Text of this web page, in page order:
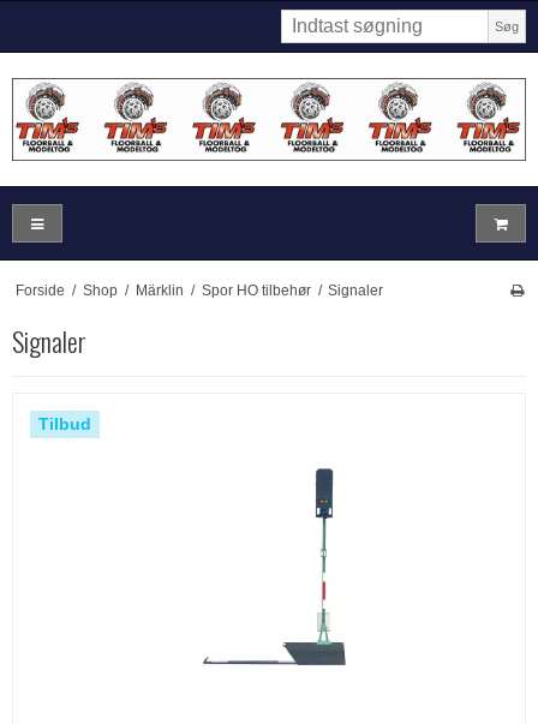
Søg
Forside / Shop / Märklin / Spor HO tilbehør / Signaler
Signaler
Tilbud